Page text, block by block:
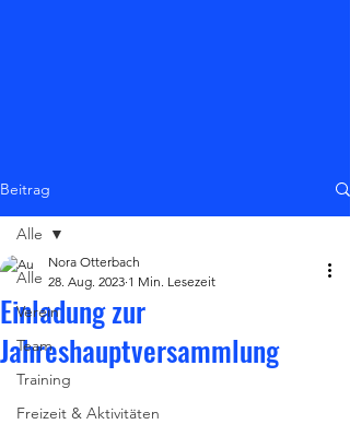
Beitrag
Alle
Verein
Team
Training
Freizeit & Aktivitäten
Alle
Einladung zur
Jahreshauptversammlung
Nora Otterbach
28. Aug. 2023 1 Min. Lesezeit